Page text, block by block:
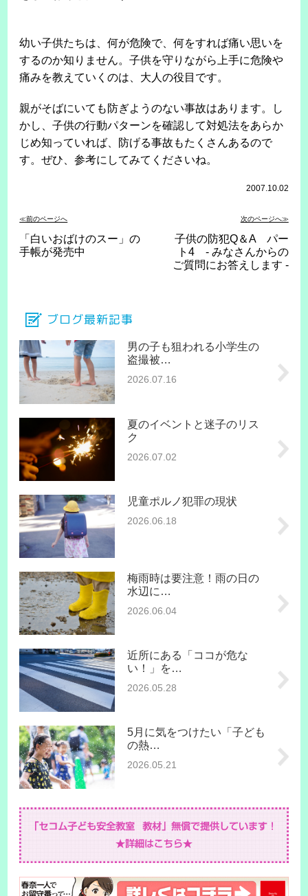
幼い子供たちは、何が危険で、何をすれば痛い思いを
するのか知りません。子供を守りながら上手に危険や
痛みを教えていくのは、大人の役目です。
親がそばにいても防ぎようのない事故はあります。し
かし、子供の行動パターンを確認して対処法をあらか
じめ知っていれば、防げる事故もたくさんあるので
す。ぜひ、参考にしてみてくださいね。
2007.10.02
≪前のページへ 次のページへ≫
「白いおばけのスー」の
手帳が発売中
子供の防犯Q＆A パー
ト4 - みなさんからの
ご質問にお答えします -
ブログ最新記事
男の子も狙われる小学生の
盗撮被…
2026.07.16
夏のイベントと迷子のリス
ク
2026.07.02
児童ポルノ犯罪の現状
2026.06.18
梅雨時は要注意！雨の日の
水辺に…
2026.06.04
近所にある「ココが危な
い！」を…
2026.05.28
5月に気をつけたい「子ども
の熱…
2026.05.21